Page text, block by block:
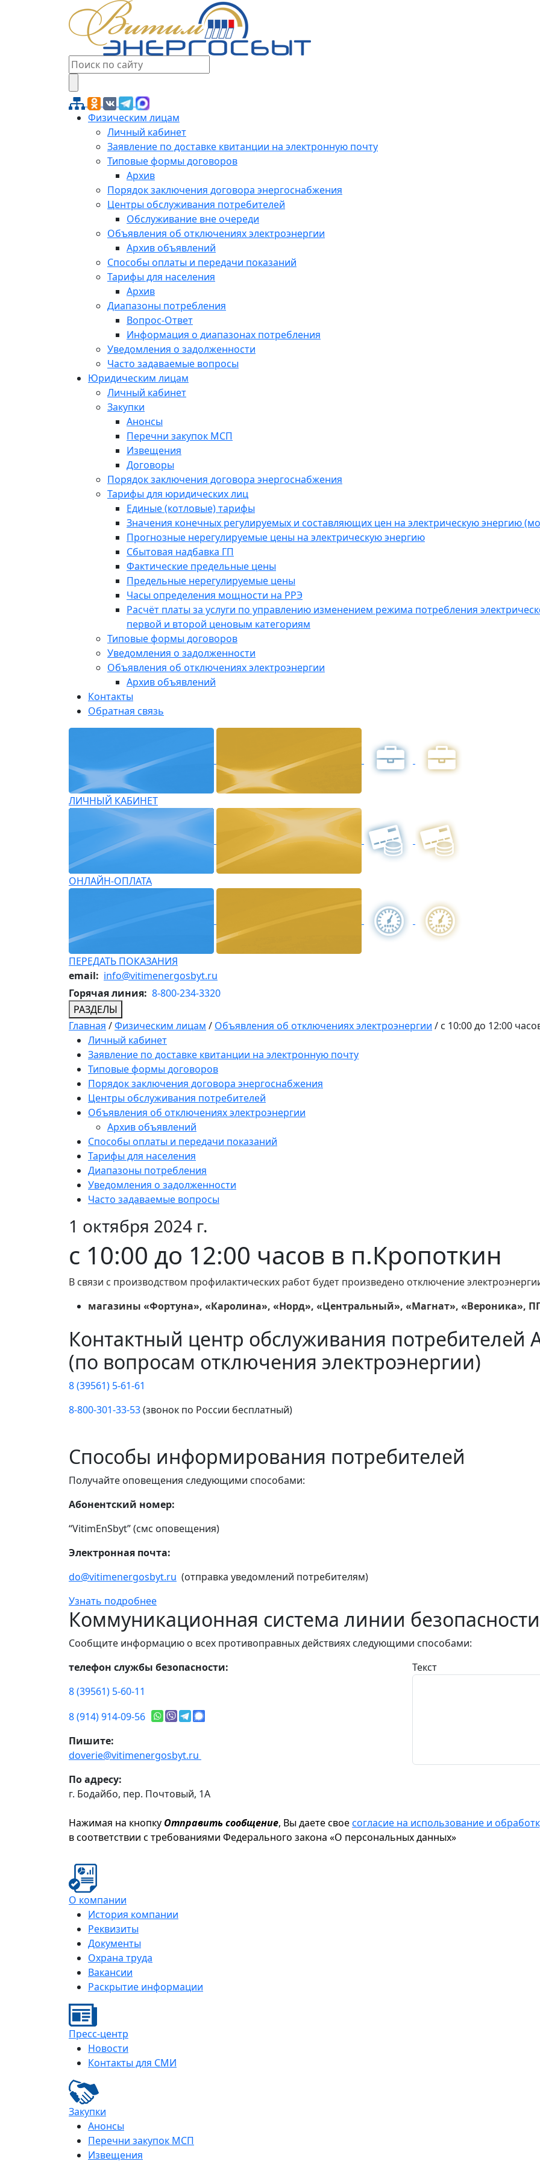
Физическим лицам
Личный кабинет
Заявление по доставке квитанции на электронную почту
Типовые формы договоров
Архив
Порядок заключения договора энергоснабжения
Центры обслуживания потребителей
Обслуживание вне очереди
Объявления об отключениях электроэнергии
Архив объявлений
Способы оплаты и передачи показаний
Тарифы для населения
Архив
Диапазоны потребления
Вопрос-Ответ
Информация о диапазонах потребления
Уведомления о задолженности
Часто задаваемые вопросы
Юридическим лицам
Личный кабинет
Закупки
Анонсы
Перечни закупок МСП
Извещения
Договоры
Порядок заключения договора энергоснабжения
Тарифы для юридических лиц
Единые (котловые) тарифы
Значения конечных регулируемых и составляющих цен на электрическую энергию
Прогнозные нерегулируемые цены на электрическую энергию
Сбытовая надбавка ГП
Фактические предельные цены
Предельные нерегулируемые цены
Часы определения мощности на РРЭ
Расчёт платы за услуги по управлению изменением режима потребления
первой и второй ценовым категориям
Типовые формы договоров
Уведомления о задолженности
Объявления об отключениях электроэнергии
Архив объявлений
Контакты
Обратная связь
ЛИЧНЫЙ КАБИНЕТ
ОНЛАЙН-ОПЛАТА
ПЕРЕДАТЬ ПОКАЗАНИЯ
email: info@vitimenergosbyt.ru
Горячая линия: 8-800-234-3320
РАЗДЕЛЫ
Главная /Физическим лицам / Объявления об отключениях электроэнергии / с 10:00 до 12:00
Личный кабинет
Заявление по доставке квитанции на электронную почту
Типовые формы договоров
Порядок заключения договора энергоснабжения
Центры обслуживания потребителей
Объявления об отключениях электроэнергии
Архив объявлений
Способы оплаты и передачи показаний
Тарифы для населения
Диапазоны потребления
Уведомления о задолженности
Часто задаваемые вопросы
1 октября 2024 г.
с 10:00 до 12:00 часов в п.Кропоткин
В связи с производством профилактических работ будет произведено отключение
магазины «Фортуна», «Каролина», «Норд», «Центральный», «Магнат», «Вероника»,
Контактный центр обслуживания потребителей
(по вопросам отключения электроэнергии)
8 (39561) 5-61-61
8-800-301-33-53(звонок по России бесплатный)
Способы информирования потребителей
Получайте оповещения следующими способами:
Абонентский номер:
“VitimEnSbyt” (смс оповещения)
Электронная почта:
do@vitimenergosbyt.ru (отправка уведомлений потребителям)
Узнать подробнее
Коммуникационная система линии безопасности
Сообщите информацию о всех противоправных действиях следующими способами:
телефон службы безопасности:
8 (39561) 5-60-11
8 (914) 914-09-56
Пишите:
doverie@vitimenergosbyt.ru
По адресу:
г. Бодайбо, пер. Почтовый, 1А
Текст
Нажимая на кнопку Отправить сообщение, Вы даете своесогласие на использование и
в соответствии с требованиями Федерального закона «О персональных данных»
О компании
История компании
Реквизиты
Документы
Охрана труда
Вакансии
Раскрытие информации
Пресс-центр
Новости
Контакты для СМИ
Закупки
Анонсы
Перечни закупок МСП
Извещения